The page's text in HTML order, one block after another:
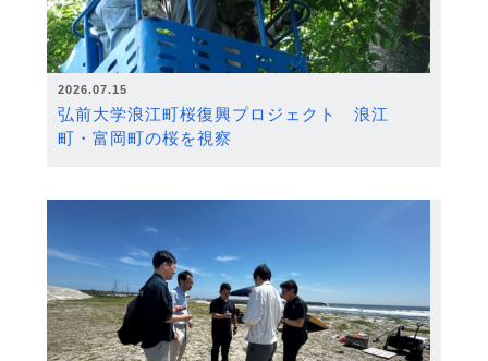
2026.07.15
弘前大学浪江町桜復興プロジェクト 浪江
町・富岡町の桜を視察